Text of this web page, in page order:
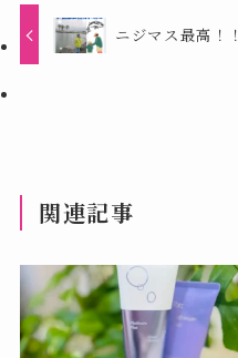
ニジマス最高！！
関連記事